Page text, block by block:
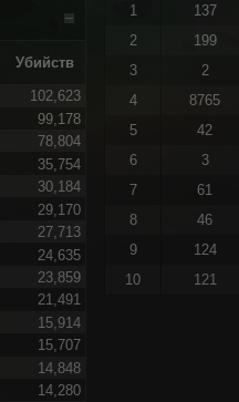
Убийств
102,623
99,178
78,804
35,754
30,184
29,170
27,713
24,635
23,859
21,491
15,914
15,707
14,848
14,280
1
137
2
199
3
2
4
8765
5
42
6
3
7
61
8
46
9
124
10
121